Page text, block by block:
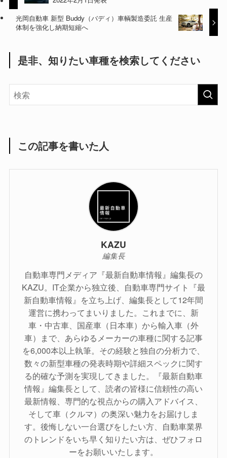
光岡自動車 新型 Buddy（バディ）車輌製造委託 生産
体制を強化し納期短縮へ
是非、知りたい車種を検索してください
この記事を書いた人
KAZU
編集長
自動車専門メディア『最新自動車情報』編集長の
KAZU。IT企業から独立後、自動車専門サイト『最
新自動車情報』を立ち上げ、編集長として12年間
運営に携わってまいりました。これまでに、新
車・中古車、国産車（日本車）から輸入車（外
車）まで、あらゆるメーカーの車種に関する記事
を6,000本以上執筆。その経験と独自の分析力で、
数々の新型車種の発表時期や詳細スペックに関す
る的確な予測を実現してきました。『最新自動車
情報』編集長として、読者の皆様に信頼性の高い
最新情報、専門的な視点からの購入アドバイス、
そして車（クルマ）の奥深い魅力をお届けしま
す。後悔しない一台選びをしたい方、自動車業界
のトレンドをいち早く知りたい方は、ぜひフォロ
ーをお願いいたします。